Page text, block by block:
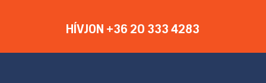
HÍVJON +36 20 333 4283